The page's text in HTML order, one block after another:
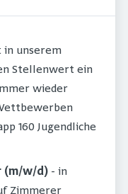
in unserem
Stellenwert ein
wieder
160 Jugendliche
(m/w/d) - in
Zimmerer